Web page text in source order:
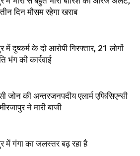
दिन मौसम रहेगा खराब
में दुष्कर्म के दो आरोपी गिरफ्तार, 21 लोगों
भंग की कार्रवाई
जोन की अन्तरजनपदीय एलार्म एफिसिएन्सी
ने मारी बाजी
में गंगा का जलस्तर बढ़ रहा है